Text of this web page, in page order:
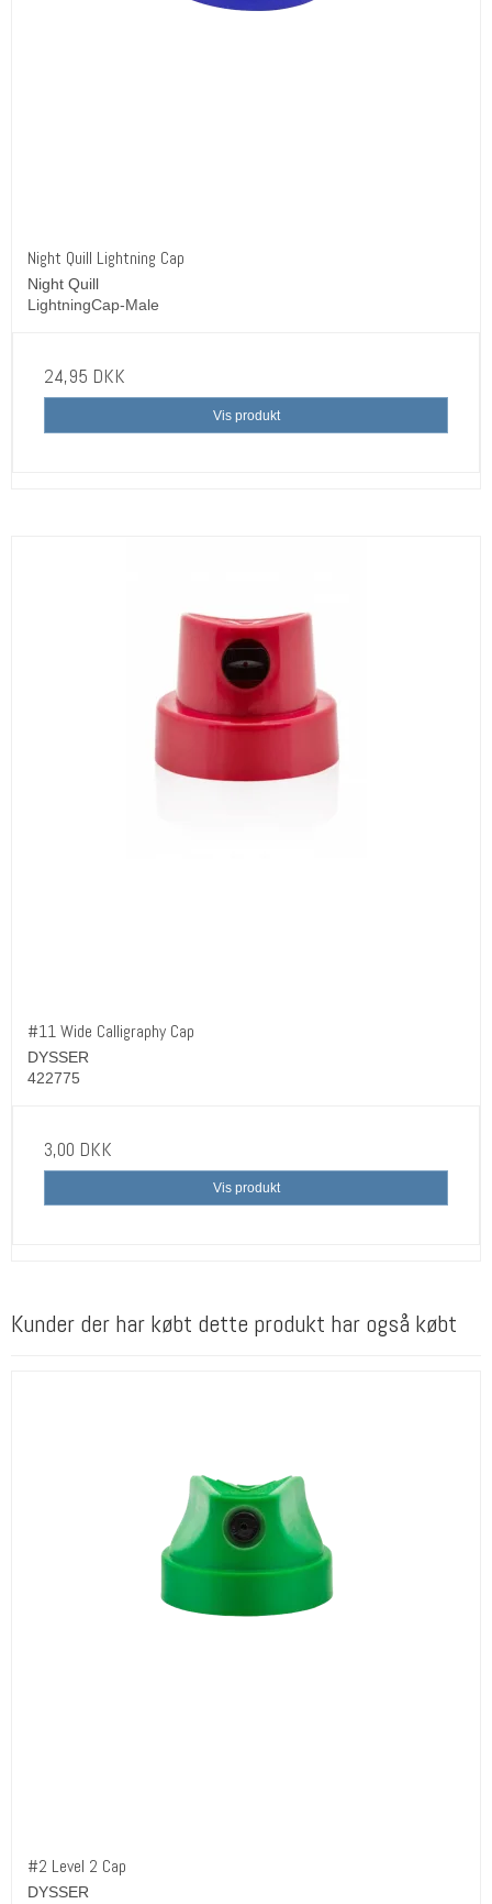
Night Quill Lightning Cap
Night Quill
LightningCap-Male
24,95 DKK
Vis produkt
#11 Wide Calligraphy Cap
DYSSER
422775
3,00 DKK
Vis produkt
Kunder der har købt dette produkt har også købt
#2 Level 2 Cap
DYSSER